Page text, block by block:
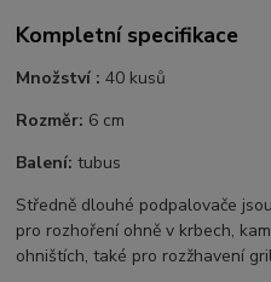
Kompletní specifikace
Množství : 40 kusů
Rozměr: 6 cm
Balení:tubus
Středně dlouhé podpalovače
pro rozhoření ohně v krbech,
ohništích, také pro rozžhavení